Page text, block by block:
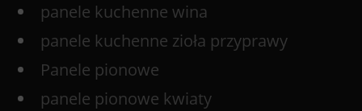
panele kuchenne wina
panele kuchenne zioła przyprawy
Panele pionowe
panele pionowe kwiaty